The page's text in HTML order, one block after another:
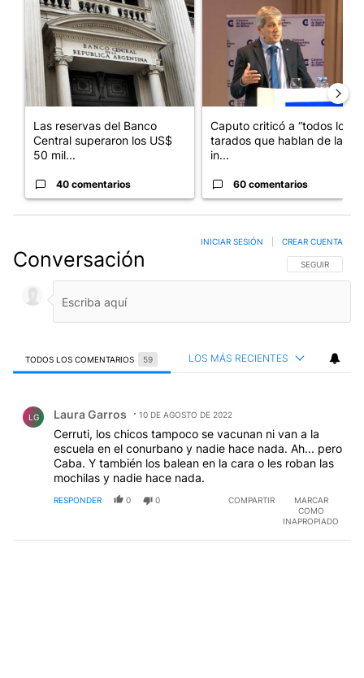
Las reservas del Banco
Central superaron los US$
50 mil...
40 comentarios
Caputo criticó a “todos los
tarados que hablan de la
in...
60 comentarios
Conversación SIGA ESTA
SEGUIR
INICIAR SESIÓN CREAR CUENTA
TODOS LOS COMENTARIOS 59 LOS MÁS RECIENTES
LG Laura Garros 10 DE AGOSTO DE 2022
Cerruti, los chicos tampoco se vacunan ni van a la
escuela en el conurbano y nadie hace nada. Ah... pero
Caba. Y también los balean en la cara o les roban las
mochilas y nadie hace nada.
RESPONDER 0 0 COMPARTIR
MARCAR
COMO
INAPROPIADO